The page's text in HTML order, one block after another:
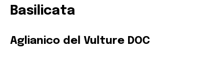
Basilicata
Aglianico del Vulture DOC